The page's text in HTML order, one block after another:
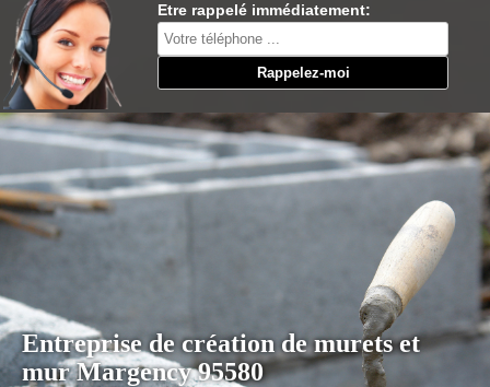
Etre rappelé immédiatement:
Entreprise de création de murets et
mur Margency 95580